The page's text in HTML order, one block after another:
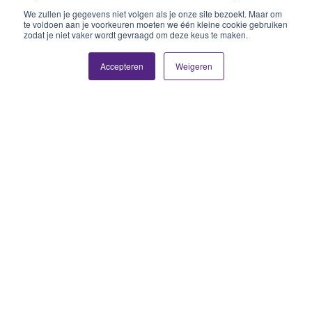
We zullen je gegevens niet volgen als je onze site bezoekt. Maar om
te voldoen aan je voorkeuren moeten we één kleine cookie gebruiken
zodat je niet vaker wordt gevraagd om deze keus te maken.
Accepteren Weigeren